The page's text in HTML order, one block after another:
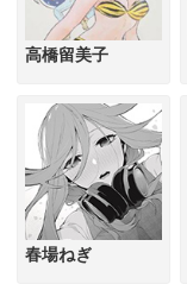
高橋留美子
春場ねぎ